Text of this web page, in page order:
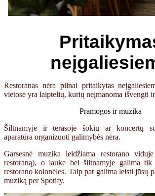
Restoranas nėra pilnai pritaikytas
vietose yra laiptelių, kurių neįmanoma išvengti
Pramogos ir muzika
Šiltnamyje ir terasoje šokių ar koncertų
aparatūra organizuoti galimybės nėra.
Garsesnė muzika leidžiama restorano
restoraną), o lauke bei šiltnamyje galima
restorano kolonėles. Taip pat galima leisti jūsų
muziką per Spotify.